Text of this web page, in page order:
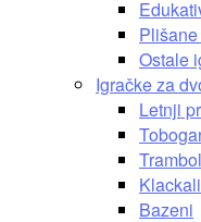
Ostale
Igračke za
Letnji
Bazeni